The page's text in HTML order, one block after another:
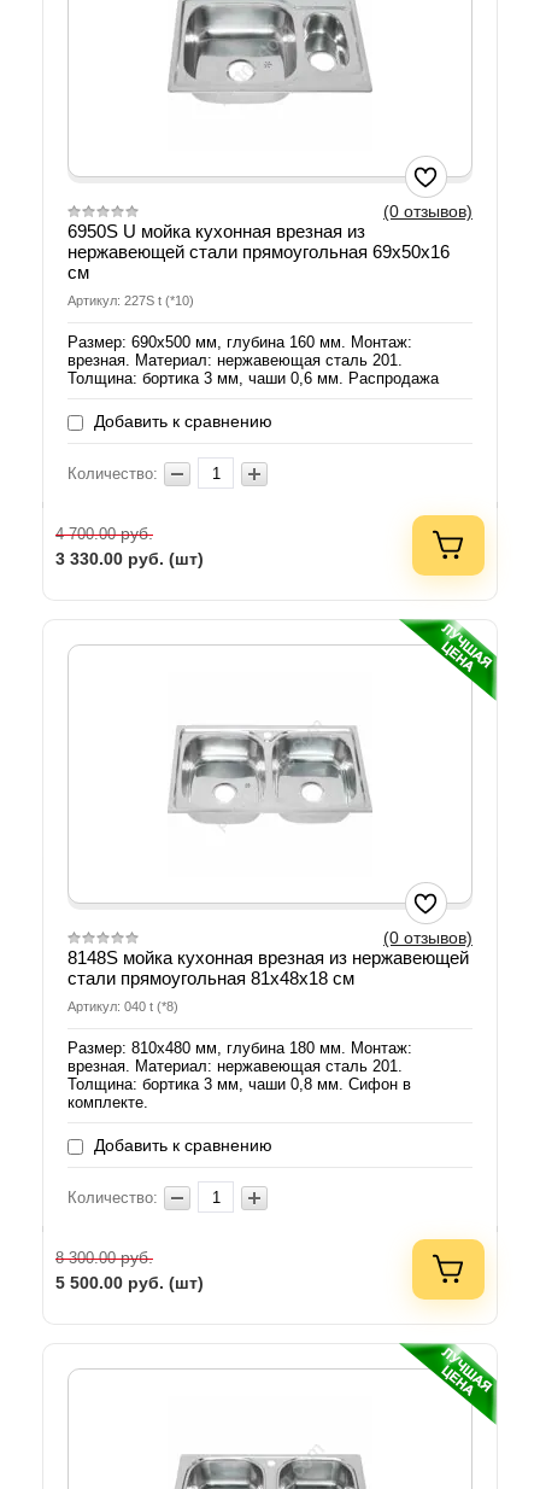
(0 отзывов)
6950S U мойка кухонная врезная из
нержавеющей стали прямоугольная 69х50х16
см
Артикул: 227S t (*10)
Размер: 690х500 мм, глубина 160 мм. Монтаж:
врезная. Материал: нержавеющая сталь 201.
Толщина: бортика 3 мм, чаши 0,6 мм. Распродажа
Добавить к сравнению
Количество:
4 700.00руб.
3 330.00 руб. (шт)
(0 отзывов)
8148S мойка кухонная врезная из нержавеющей
стали прямоугольная 81х48х18 см
Артикул: 040 t (*8)
Размер: 810х480 мм, глубина 180 мм. Монтаж:
врезная. Материал: нержавеющая сталь 201.
Толщина: бортика 3 мм, чаши 0,8 мм. Сифон в
комплекте.
Добавить к сравнению
Количество:
8 300.00руб.
5 500.00 руб. (шт)